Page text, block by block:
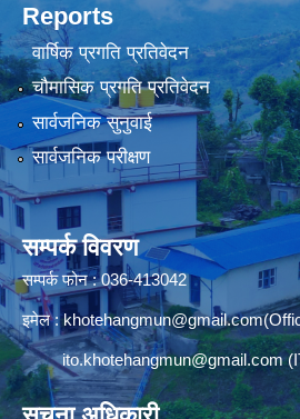
Reports
वार्षिक प्रगति प्रतिवेदन
चौमासिक प्रगति प्रतिवेदन
सार्वजनिक सुनुवाई
सार्वजनिक परीक्षण
सम्पर्क विवरण
सम्पर्क फोन : 036-413042
इमेल :khotehangmun@gmail.com
ito.khotehangmun@gmail.com